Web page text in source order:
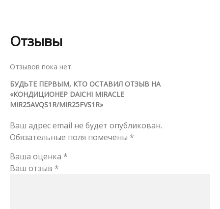
Отзывы
Отзывов пока нет.
БУДЬТЕ ПЕРВЫМ, КТО ОСТАВИЛ ОТЗЫВ НА
«КОНДИЦИОНЕР DAICHI MIRACLE
MIR25AVQS1R/MIR25FVS1R»
Ваш адрес email не будет опубликован.
Обязательные поля помечены *
Ваша оценка *
Ваш отзыв *